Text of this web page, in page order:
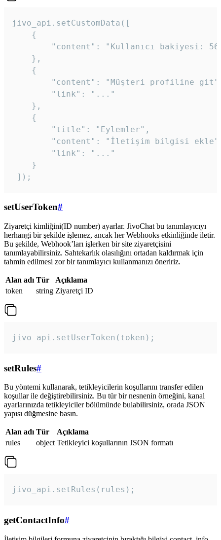
jivo_api.setCustomData([
    {
"content": "Kullanıcı bakiyesi:
    },
    {
"content": "Müşteri profiline
        "link": "..."
    },
    {
        "title": "Eylemler",
"content": "İletişim bilgisi
        "link": "..."
    }
]);
setUserToken#
Ziyaretçi kimliğini(ID number) ayarlar. JivoChat bu tanımlayıcıyı
herhangi bir şekilde işlemez, ancak her Webhooks etkinliğinde iletir.
Bu şekilde, Webhook’ları işlerken bir site ziyaretçisini
tanımlayabilirsiniz. Sahtekarlık olasılığını ortadan kaldırmak için
tahmin edilmesi zor bir tanımlayıcı kullanmanızı öneririz.
Alan adı Tür
Açıklama
token
string Ziyaretçi ID
jivo_api.setUserToken(token);
setRules#
Bu yöntemi kullanarak, tetikleyicilerin koşullarını transfer edilen
koşullar ile değiştirebilirsiniz. Bu tür bir nesnenin örneğini, kanal
ayarlarınızda tetikleyiciler bölümünde bulabilirsiniz, orada JSON
yapısı düğmesine basın.
Alan adı Tür
Açıklama
rules
object Tetikleyici koşullarının JSON formatı
jivo_api.setRules(rules);
getContactInfo#